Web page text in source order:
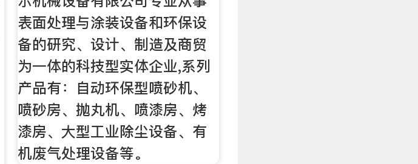
表面处理与涂装设备和环保设
备的研究、设计、制造及商贸
为一体的科技型实体企业,系列
产品有：自动环保型喷砂机、
喷砂房、抛丸机、喷漆房、烤
漆房、大型工业除尘设备、有
机废气处理设备等。